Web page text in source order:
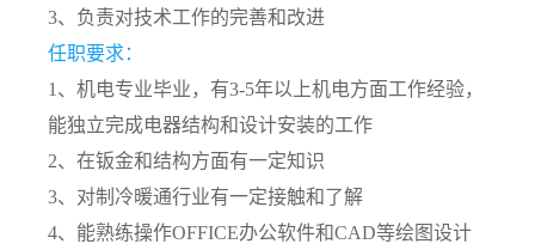
3、负责对技术工作的完善和改进
任职要求：
1、机电专业毕业，有3-5年以上机电方面工作经验，
能独立完成电器结构和设计安装的工作
2、在钣金和结构方面有一定知识
3、对制冷暖通行业有一定接触和了解
4、能熟练操作OFFICE办公软件和CAD等绘图设计